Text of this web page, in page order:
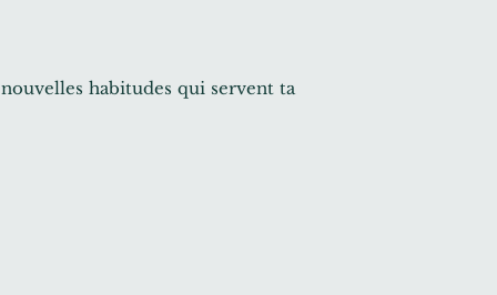
habitudes qui servent ta